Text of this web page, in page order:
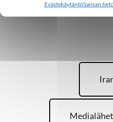
EvästekäytäntöSansan